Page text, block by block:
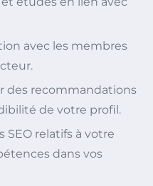
avec les membres
des recommandations
de votre profil.
SEO relatifs à votre
dans vos